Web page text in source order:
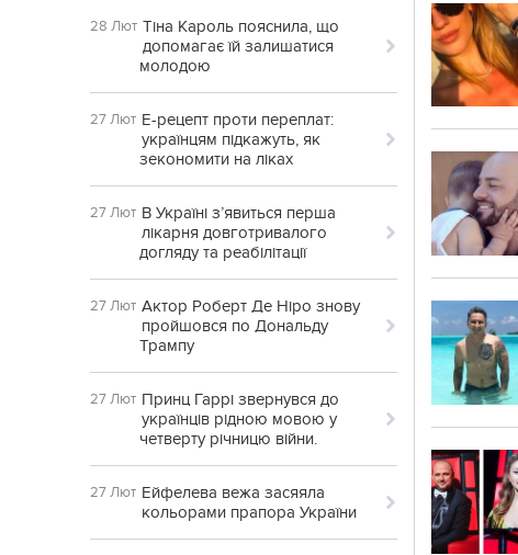
28 Лют Тіна Кароль пояснила, що
допомагає їй залишатися
молодою
27 Лют Е-рецепт проти переплат:
українцям підкажуть, як
зекономити на ліках
27 Лют В Україні з’явиться перша
лікарня довготривалого
догляду та реабілітації
27 Лют Актор Роберт Де Ніро знову
пройшовся по Дональду
Трампу
27 Лют Принц Гаррі звернувся до
українців рідною мовою у
четверту річницю війни.
27 Лют Ейфелева вежа засяяла
кольорами прапора України